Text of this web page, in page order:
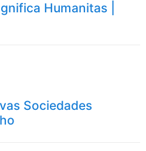
Humanitas |
Sociedades